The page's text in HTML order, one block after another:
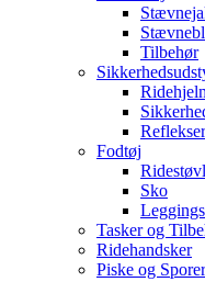
Tilbehør
Reflekser
Fodtøj
Sko
Leggings
Tasker og
Ridehandsker
Piske og Sporer